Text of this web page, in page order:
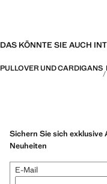
DAS KÖNNTE SIE AUCH
PULLOVER UND CARDIGANS
Sichern Sie sich exklusive
Neuheiten
E-Mail